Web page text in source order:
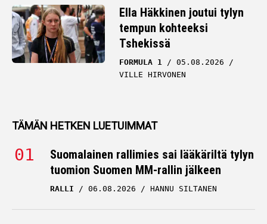
Ella Häkkinen joutui tylyn
tempun kohteeksi
Tshekissä
FORMULA 1
05.08.2026
VILLE HIRVONEN
TÄMÄN HETKEN LUETUIMMAT
Suomalainen rallimies sai lääkäriltä tylyn
tuomion Suomen MM-rallin jälkeen
RALLI 06.08.2026 HANNU SILTANEN